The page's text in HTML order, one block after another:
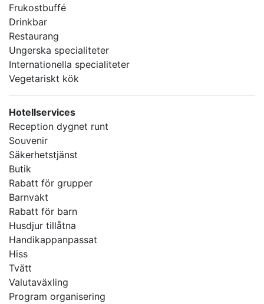
Frukostbuffé
Drinkbar
Restaurang
Ungerska specialiteter
Internationella specialiteter
Vegetariskt kök
Hotellservices
Reception dygnet runt
Souvenir
Säkerhetstjänst
Butik
Rabatt för grupper
Barnvakt
Rabatt för barn
Husdjur tillåtna
Handikappanpassat
Hiss
Tvätt
Valutaväxling
Program organisering